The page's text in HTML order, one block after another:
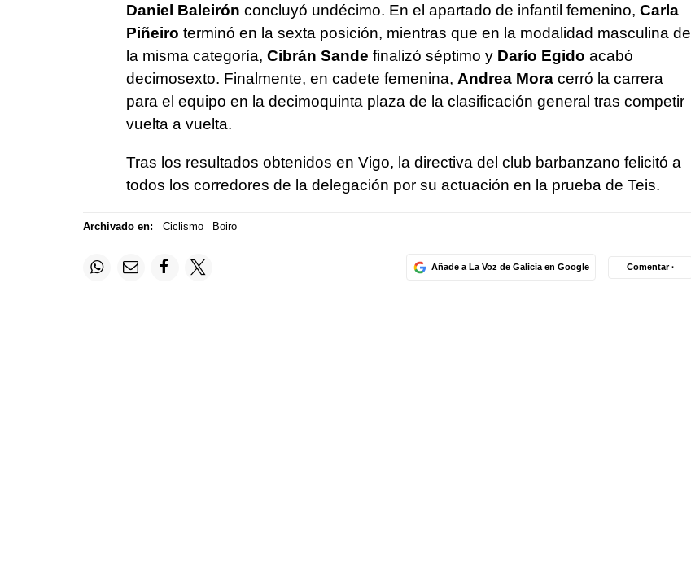
Daniel Baleirón concluyó undécimo. En el apartado de infantil femenino, Carla
Piñeiro terminó en la sexta posición, mientras que en la modalidad masculina de
la misma categoría, Cibrán Sande finalizó séptimo y Darío Egido acabó
decimosexto. Finalmente, en cadete femenina, Andrea Moracerró la carrera
para el equipo en la decimoquinta plaza de la clasificación general tras competir
vuelta a vuelta.
Tras los resultados obtenidos en Vigo, la directiva del club barbanzano felicitó a
todos los corredores de la delegación por su actuación en la prueba de Teis.
Archivado en: Ciclismo Boiro
Añade a La Voz de Galicia en Google Comentar ·